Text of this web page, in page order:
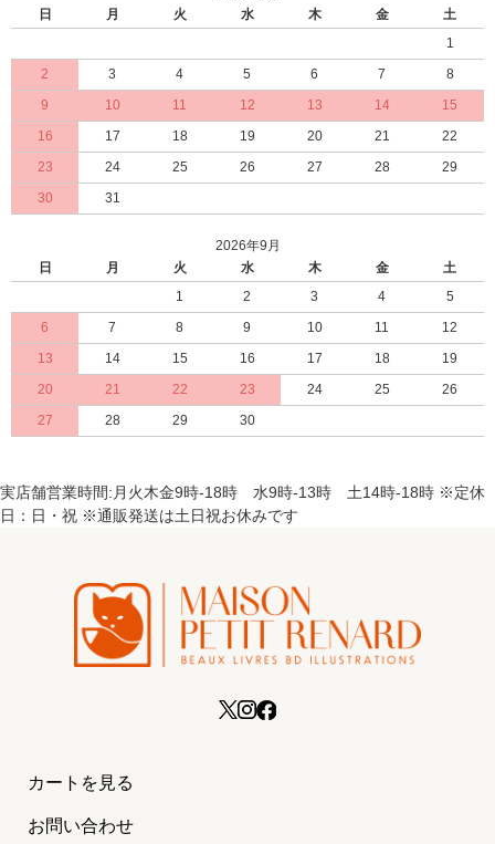
日
月 火 水 木 金
土
1
2
3 4 5 6 7
8
9
10 11 12 13 14
15
16
17 18 19 20 21
22
23
24 25 26 27 28
29
30
31
2026年9月
日
月 火 水 木 金
土
1
2 3 4
5
6
7 8 9 10 11
12
13
14 15 16 17 18
19
20
21 22 23 24 25
26
27
28 29 30
実店舗営業時間:月火木金9時-18時 水9時-13時 土14時-18時 ※定休
日：日・祝 ※通販発送は土日祝お休みです
カートを見る
お問い合わせ